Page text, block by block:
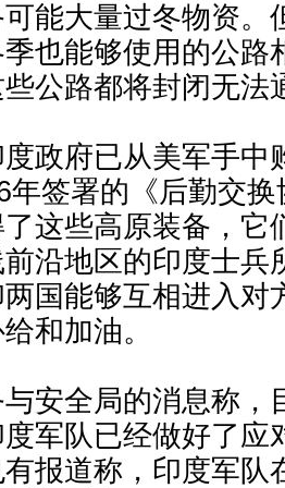
能大量过冬物资。
也能够使用的公路
公路都将封闭无法
府已从美军手中
年签署的《后勤交
这些高原装备，它
沿地区的印度士兵
国能够互相进入对
和加油。
全局的消息称，
军队已经做好了应
报道称，印度军队